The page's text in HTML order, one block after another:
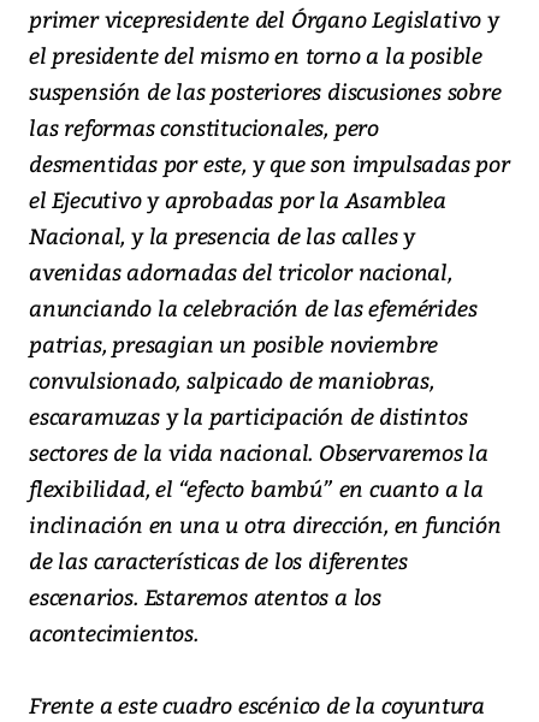
primer vicepresidente del Órgano Legislativo y
el presidente del mismo en torno a la posible
suspensión de las posteriores discusiones sobre
las reformas constitucionales, pero
desmentidas por este, y que son impulsadas por
el Ejecutivo y aprobadas por la Asamblea
Nacional, y la presencia de las calles y
avenidas adornadas del tricolor nacional,
anunciando la celebración de las efemérides
patrias, presagian un posible noviembre
convulsionado, salpicado de maniobras,
escaramuzas y la participación de distintos
sectores de la vida nacional. Observaremos la
flexibilidad, el “efecto bambú” en cuanto a la
inclinación en una u otra dirección, en función
de las características de los diferentes
escenarios. Estaremos atentos a los
acontecimientos.
Frente a este cuadro escénico de la coyuntura